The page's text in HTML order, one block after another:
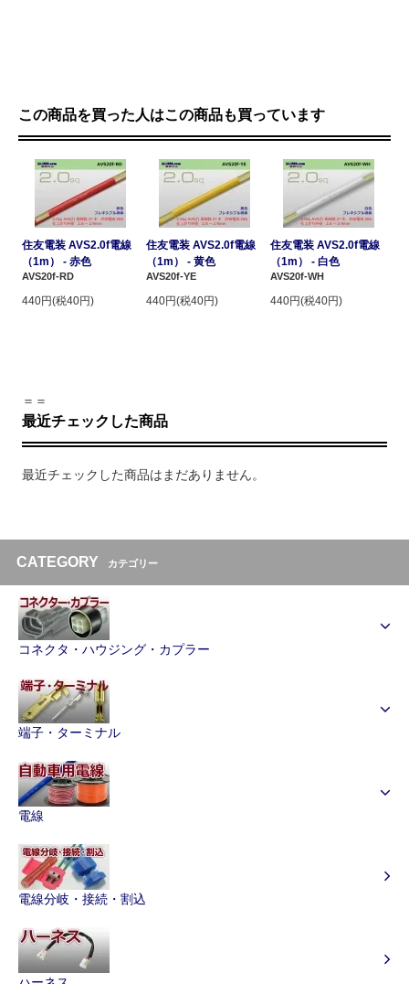
この商品を買った人はこの商品も買っています
住友電装 AVS2.0f電線
（1m） - 赤色
AVS20f-RD
440円(税40円)
住友電装 AVS2.0f電線
（1m） - 黄色
AVS20f-YE
440円(税40円)
住友電装 AVS2.0f電線
（1m） - 白色
AVS20f-WH
440円(税40円)
＝＝
最近チェックした商品
最近チェックした商品はまだありません。
CATEGORY カテゴリー
コネクタ・ハウジング・カプラー
端子・ターミナル
電線
電線分岐・接続・割込